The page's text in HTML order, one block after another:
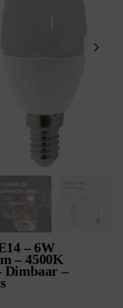
– 6W
– 4500K
Dimbaar –